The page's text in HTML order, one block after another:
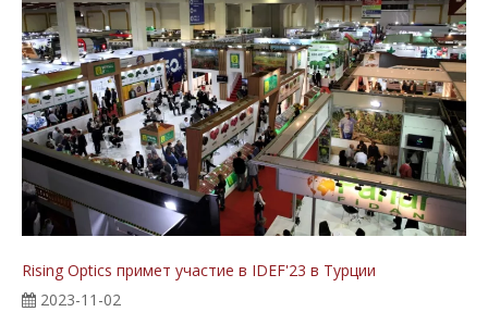
Rising Optics примет участие в IDEF'23 в Турции
2023-11-02